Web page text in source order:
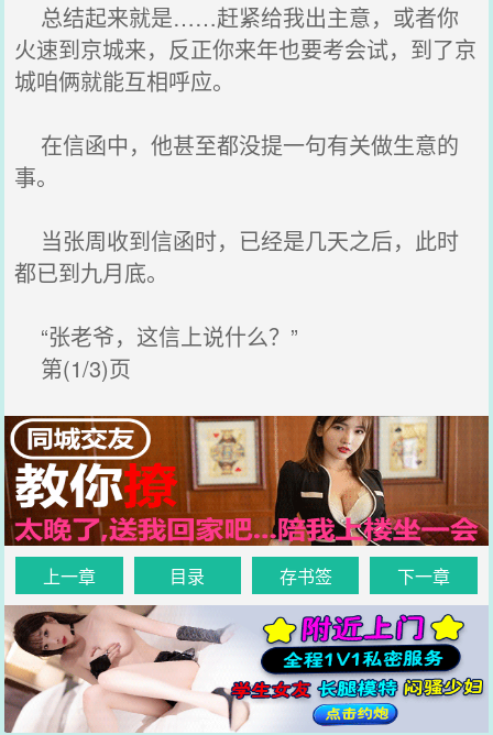
总结起来就是……赶紧给我出主意，或者你
火速到京城来，反正你来年也要考会试，到了京
城咱俩就能互相呼应。
在信函中，他甚至都没提一句有关做生意的
事。
当张周收到信函时，已经是几天之后，此时
都已到九月底。
“张老爷，这信上说什么？”
第(1/3)页
上一章 目录 存书签 下一章